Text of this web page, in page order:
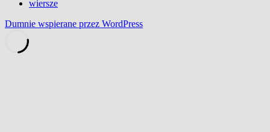
wiersze
Dumnie wspierane przez WordPress